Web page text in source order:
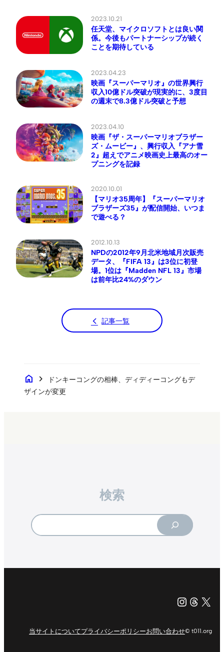
2023.10.21
任天堂、マイクロソフトとは良い関
係。今後もパートナーシップが続く
ことを期待している
2023.04.23
映画『スーパーマリオ』の世界興行
収入10億ドル突破が現実的に、3度目
の週末で8.3億ドル突破と予想
2023.04.10
映画『ザ・スーパーマリオブラザー
ズ・ムービー』、興行収入『アナ雪
2』超えでアニメ映画史上最高のオー
プニングを記録
2020.10.01
【マリオ35周年】『スーパーマリオ
ブラザーズ35』が配信開始、いつま
で遊べる？
2012.10.13
NPDの2012年9月北米地域月次販売
データ、『FIFA 13』は3位に初登
場。1位は『Madden NFL 13』市場
は前年比24%のダウン
記事一覧
home chevron_right
ドンキーコングの相棒、ディディーコングもデ
ザインが変更
検索
X（旧
当サイトについてプライバシーポリシーお問い合わせ© t011.org